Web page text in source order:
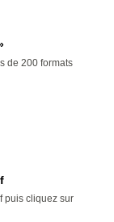
de 200 formats
puis cliquez sur